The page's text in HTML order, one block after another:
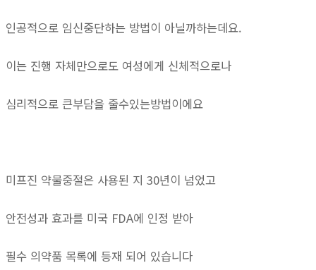
인공적으로 임신중단하는 방법이 아닐까하는데요.
이는 진행 자체만으로도 여성에게 신체적으로나
심리적으로 큰부담을 줄수있는방법이에요
미프진 약물중절은 사용된 지 30년이 넘었고
안전성과 효과를 미국 FDA에 인정 받아
필수 의약품 목록에 등재 되어 있습니다